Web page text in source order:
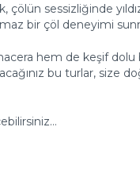
çölün sessizliğinde
bir çöl deneyimi
hem de keşif
bu turlar, size